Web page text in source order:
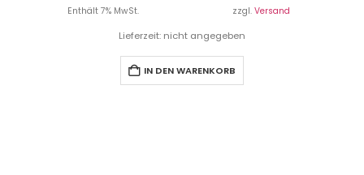
Enthält 7% MwSt. zzgl. Versand
Lieferzeit: nicht angegeben
IN DEN WARENKORB